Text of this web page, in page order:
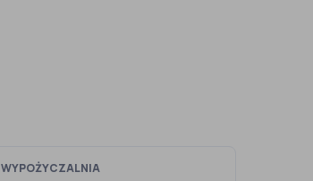
WYPOŻYCZALNIA